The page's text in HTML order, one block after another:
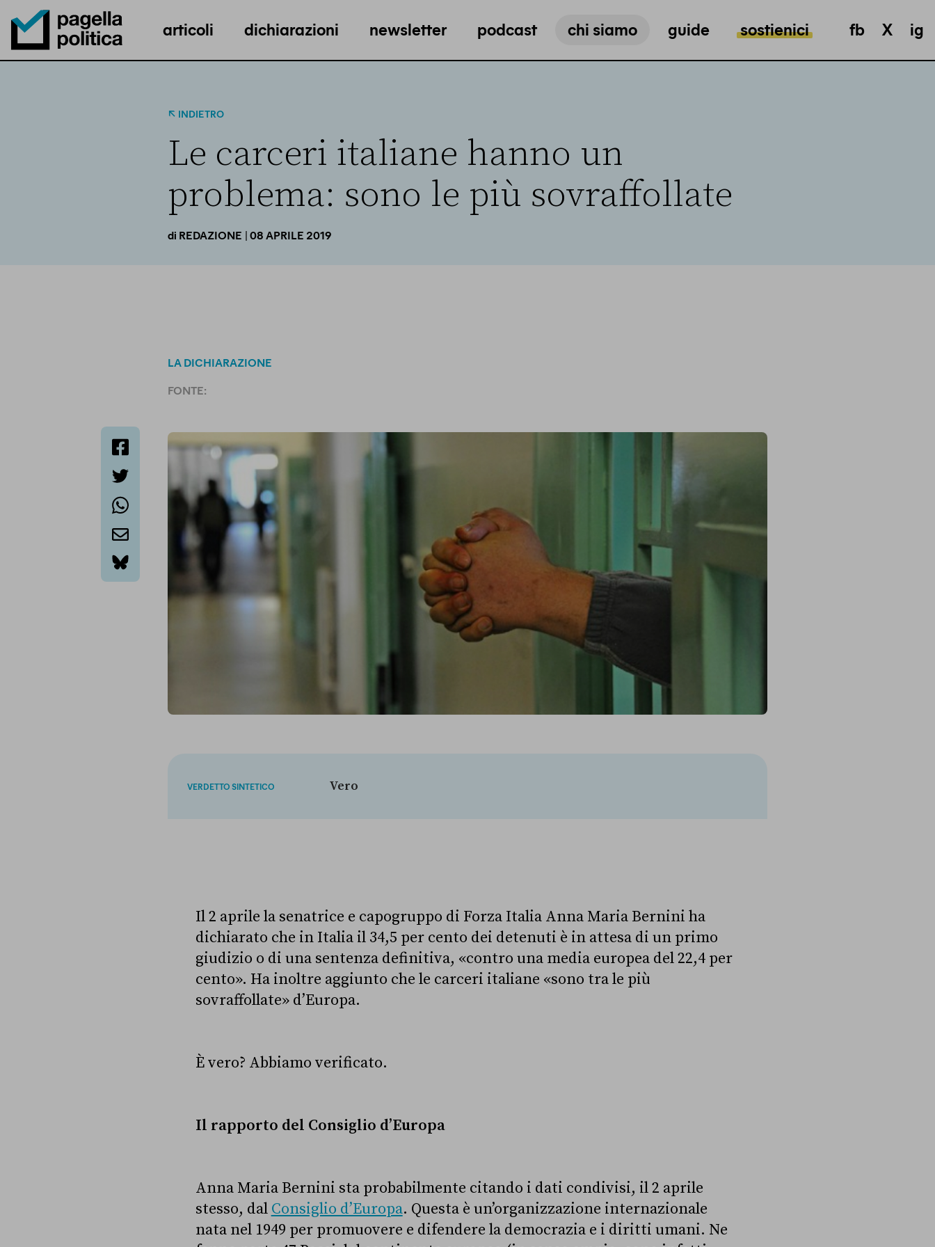
Pagella Politica Logo
articoli dichiarazioni newsletter podcast chi siamo guide sostienici fb X ig
INDIETRO
Le carceri italiane hanno un
problema: sono le più sovraffollate
di REDAZIONE | 08 APRILE 2019
LA DICHIARAZIONE
FONTE:
bluesky
VERDETTO SINTETICO Vero
Il 2 aprile la senatrice e capogruppo di Forza Italia Anna Maria Bernini ha
dichiarato che in Italia il 34,5 per cento dei detenuti è in attesa di un primo
giudizio o di una sentenza definitiva, «contro una media europea del 22,4 per
cento». Ha inoltre aggiunto che le carceri italiane «sono tra le più
sovraffollate» d’Europa.
È vero? Abbiamo verificato.
Il rapporto del Consiglio d’Europa
Anna Maria Bernini sta probabilmente citando i dati condivisi, il 2 aprile
stesso, dal Consiglio d’Europa. Questa è un’organizzazione internazionale
nata nel 1949 per promuovere e difendere la democrazia e i diritti umani. Ne